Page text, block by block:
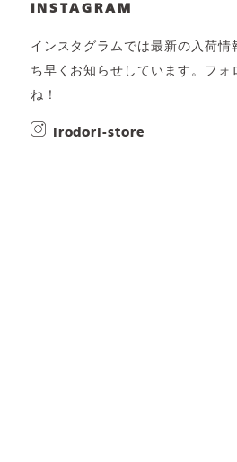
INSTAGRAM
インスタグラムでは最新の入荷情
ち早くお知らせしています。フォ
ね！
irodori-store